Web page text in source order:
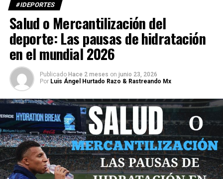
#IDEPORTES
Salud o Mercantilización del
deporte: Las pausas de hidratación
en el mundial 2026
Publicado Hace 2 meses on junio 23, 2026
Por Luis Ángel Hurtado Razo & Rastreando Mx